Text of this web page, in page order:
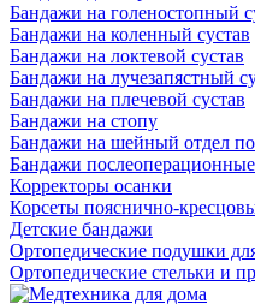
Бандажи на голеностопный
Бандажи на коленный сустав
Бандажи на локтевой сустав
Бандажи на лучезапястный
Бандажи на плечевой сустав
Бандажи на стопу
Бандажи на шейный отдел
Бандажи послеоперационные
Корректоры осанки
Корсеты пояснично-
Детские бандажи
Ортопедические подушки
Ортопедические стельки и